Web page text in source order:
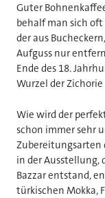
Guter
behalf man sich
der aus
Aufguss nur
Ende des 18.
Wurzel der
Wie wird der
schon immer sehr
Zubereitungsarten
in der Ausstellung,
Bazzar entstand,
türkischen Mokka,